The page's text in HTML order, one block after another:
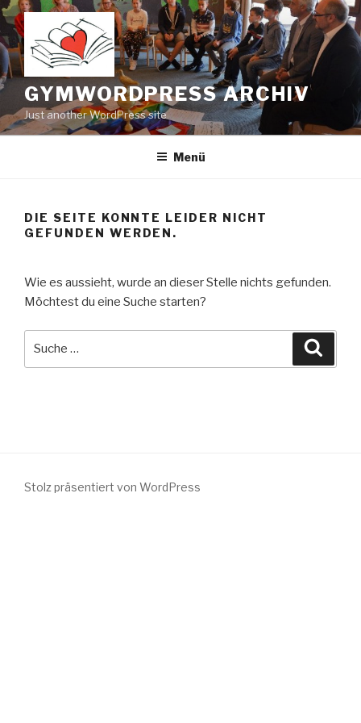
Zum
Inhalt
springen
GYMWORDPRESS ARCHIV
Just another WordPress site
Menü
DIE SEITE KONNTE LEIDER NICHT
GEFUNDEN WERDEN.
Wie es aussieht, wurde an dieser Stelle nichts gefunden.
Möchtest du eine Suche starten?
Stolz präsentiert von WordPress